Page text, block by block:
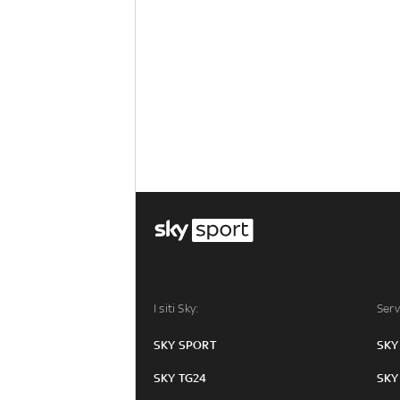
I siti Sky:
SKY SPORT
SKY TG24